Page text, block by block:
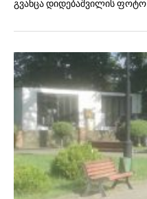
გვანცა დიდებაშვილის ფოტო